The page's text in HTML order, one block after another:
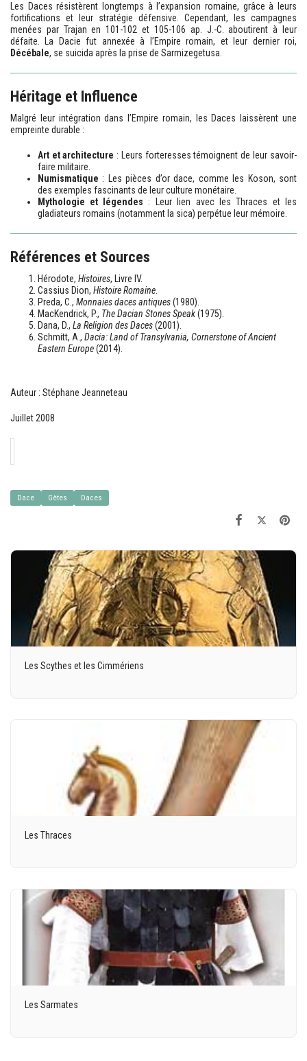
Les Daces résistèrent longtemps à l’expansion romaine, grâce à leurs
fortifications et leur stratégie défensive. Cependant, les campagnes
menées par Trajan en 101-102 et 105-106 ap. J.-C. aboutirent à leur
défaite. La Dacie fut annexée à l’Empire romain, et leur dernier roi,
Décébale, se suicida après la prise de Sarmizegetusa.
Héritage et Influence
Malgré leur intégration dans l’Empire romain, les Daces laissèrent une
empreinte durable :
Art et architecture : Leurs forteresses témoignent de leur savoir-
faire militaire.
Numismatique : Les pièces d’or dace, comme les Koson, sont
des exemples fascinants de leur culture monétaire.
Mythologie et légendes : Leur lien avec les Thraces et les
gladiateurs romains (notamment la sica) perpétue leur mémoire.
Références et Sources
Hérodote, Histoires, Livre IV.
Cassius Dion, Histoire Romaine
Preda, C., Monnaies daces antiques(1980).
MacKendrick, P., The Dacian Stones Speak(1975).
Dana, D., La Religion des Daces(2001).
Schmitt, A., Dacia: Land of Transylvania, Cornerstone of Ancient
Eastern Europe(2014).
Auteur : Stéphane Jeanneteau
Juillet 2008
Dace Gètes Daces
Les Scythes et les Cimmériens
Les Thraces
Les Sarmates